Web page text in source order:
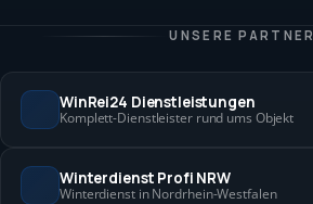
UNSERE PARTNER
WinRei24 Dienstleistungen
Komplett-Dienstleister rund ums Objekt
Winterdienst Profi NRW
Winterdienst in Nordrhein-Westfalen